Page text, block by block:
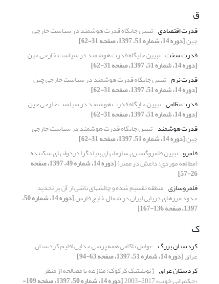
ق
قدرت اقتصادی تبیین جایگاه قدرت هوشمند در سیاست خارجی
چین[دوره 14، شماره 51، 1397، صفحه 31-62]
قدرت سخت تبیین جایگاه قدرت هوشمند در سیاست خارجی چین
[دوره 14، شماره 51، 1397، صفحه 31-62]
قدرت نرم تبیین جایگاه قدرت هوشمند در سیاست خارجی چین
[دوره 14، شماره 51، 1397، صفحه 31-62]
قدرت نظامی تبیین جایگاه قدرت هوشمند در سیاست خارجی چین
[دوره 14، شماره 51، 1397، صفحه 31-62]
قدرت هوشمند تبیین جایگاه قدرت هوشمند در سیاست خارجی
چین[دوره 14، شماره 51، 1397، صفحه 31-62]
قلمرو تبیین قلمروگستری سازمانهای بنیادگرا دردولتهای شکننده
(مطالعه موردی: داعش در مصر) [دوره 14، شماره 49، 1397، صفحه
26-57]
قلمروسازی منطقه تقسیم شده و چالشهای ناشی از آن بر تحدید
حدود مرزهای ‏دریایی ایران در شمال خلیج فارس [دوره 14، شماره 50،
1397، صفحه 136-167]
ک
کردستان بزرگ عوامل ناکامی همه پرسی جدایی اقلیم کردستان
عراق[دوره 14، شماره 51، 1397، صفحه 63-94]
کردستان عراق ژئوپلیتیک کرکوک؛ منازعه یا مصالحه از منظر
«حکمرانی خوب» 2017-2003‏ [دوره 14، شماره 50، 1397، صفحه 109-